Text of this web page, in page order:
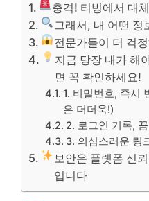
충격! 티빙에서 대
그래서, 내 어떤 정
전문가들이 더 걱
지금 당장 내가 해
면 꼭 확인하세요!
1. 비밀번호, 즉시
은 더더욱!)
2. 로그인 기록,
3. 의심스러운 링
보안은 플랫폼 신
입니다